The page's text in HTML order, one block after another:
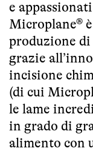
e
Microplane®
produzione
grazie
incisione
(di cui
le lame
in grado di
alimento con